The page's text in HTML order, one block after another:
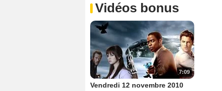
Vidéos bonus
7:09
Vendredi 12 novembre 2010